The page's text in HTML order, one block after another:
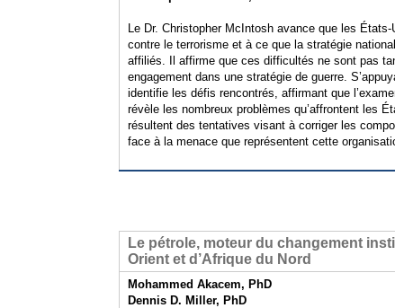
Le Dr. Christopher McIntosh avance que les
contre le terrorisme et à ce que la stratégie
affiliés. Il affirme que ces difficultés ne sont pas
engagement dans une stratégie de guerre.
identifie les défis rencontrés, affirmant que
révèle les nombreux problèmes qu’affrontent les
résultent des tentatives visant à corriger les
face à la menace que représentent cette
Le pétrole, moteur du changement
Orient et d’Afrique du Nord
Mohammed Akacem, PhD
Dennis D. Miller, PhD